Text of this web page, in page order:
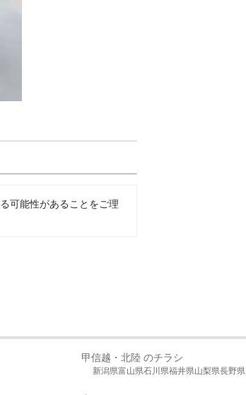
可能性があることをご理
甲信越・北陸 のチラシ
新潟県富山県石川県福井県山梨県長野県